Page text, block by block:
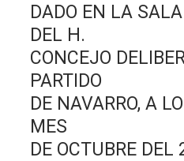
DADO EN LA
DEL H.
CONCEJO
PARTIDO
DE NAVARRO, A
MES
DE OCTUBRE DEL